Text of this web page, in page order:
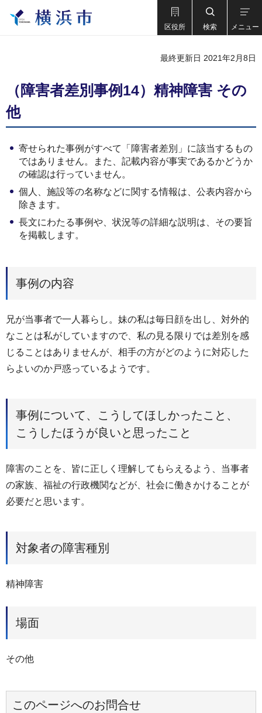
区役所 検索 メニュー
最終更新日 2021年2月8日
（障害者差別事例14）精神障害 その
他
寄せられた事例がすべて「障害者差別」に該当するもの
ではありません。また、記載内容が事実であるかどうか
の確認は行っていません。
個人、施設等の名称などに関する情報は、公表内容から
除きます。
長文にわたる事例や、状況等の詳細な説明は、その要旨
を掲載します。
事例の内容
兄が当事者で一人暮らし。妹の私は毎日顔を出し、対外的
なことは私がしていますので、私の見る限りでは差別を感
じることはありませんが、相手の方がどのように対応した
らよいのか戸惑っているようです。
事例について、こうしてほしかったこと、
こうしたほうが良いと思ったこと
障害のことを、皆に正しく理解してもらえるよう、当事者
の家族、福祉の行政機関などが、社会に働きかけることが
必要だと思います。
対象者の障害種別
精神障害
場面
その他
このページへのお問合せ